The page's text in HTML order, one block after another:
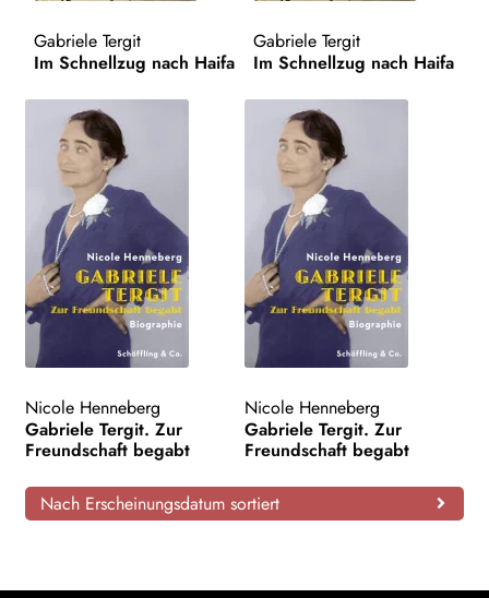
AKTUELLES
WEITERE VERLAGE
Search:
Gabriele Tergit
Im Schnellzug nach Haifa
Gabriele Tergit
Im Schnellzug nach Haifa
Nicole Henneberg
Gabriele Tergit. Zur
Freundschaft begabt
Nicole Henneberg
Gabriele Tergit. Zur
Freundschaft begabt
Nach Erscheinungsdatum sortiert